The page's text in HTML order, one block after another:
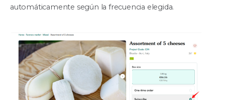
automáticamente según la frecuencia elegida.